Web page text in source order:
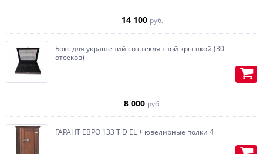
14 100 руб.
Бокс для украшений со стеклянной крышкой (30
отсеков)
8 000 руб.
ГАРАНТ ЕВРО 133 Т D EL + ювелирные полки 4